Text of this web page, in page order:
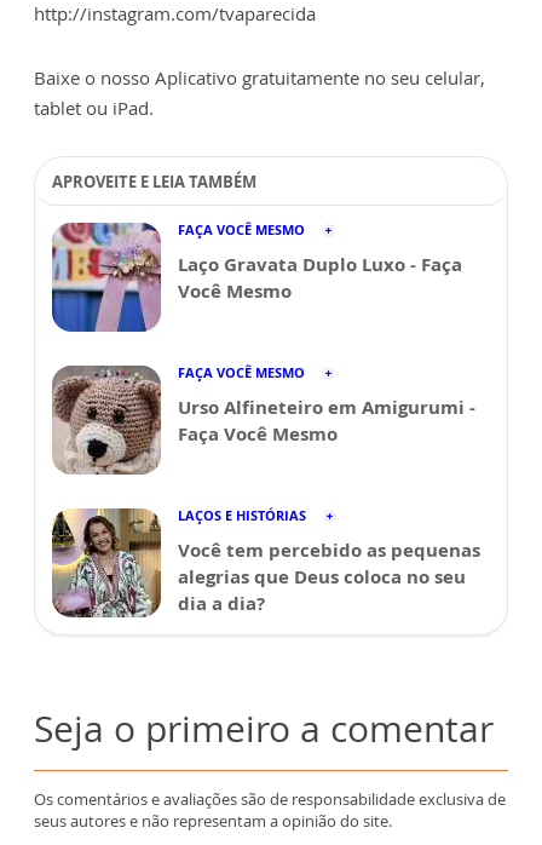
http://instagram.com/tvaparecida
Baixe o nosso Aplicativo gratuitamente no seu celular,
tablet ou iPad.
APROVEITE E LEIA TAMBÉM
FAÇA VOCÊ MESMO
Laço Gravata Duplo Luxo - Faça
Você Mesmo
FAÇA VOCÊ MESMO
Urso Alfineteiro em Amigurumi -
Faça Você Mesmo
LAÇOS E HISTÓRIAS
Você tem percebido as pequenas
alegrias que Deus coloca no seu
dia a dia?
Seja o primeiro a comentar
Os comentários e avaliações são de responsabilidade exclusiva de
seus autores e não representam a opinião do site.